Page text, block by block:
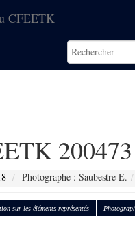
CFEETK
200473
Photographe : Saubestre E.
sur les éléments représentés